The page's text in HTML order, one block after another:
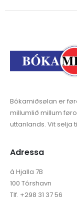
Bókamiðsølan er
millumlið millum
uttanlands. Vit
Adressa
á Hjalla 7B
100 Tórshavn
Tlf. +298 31 37 56